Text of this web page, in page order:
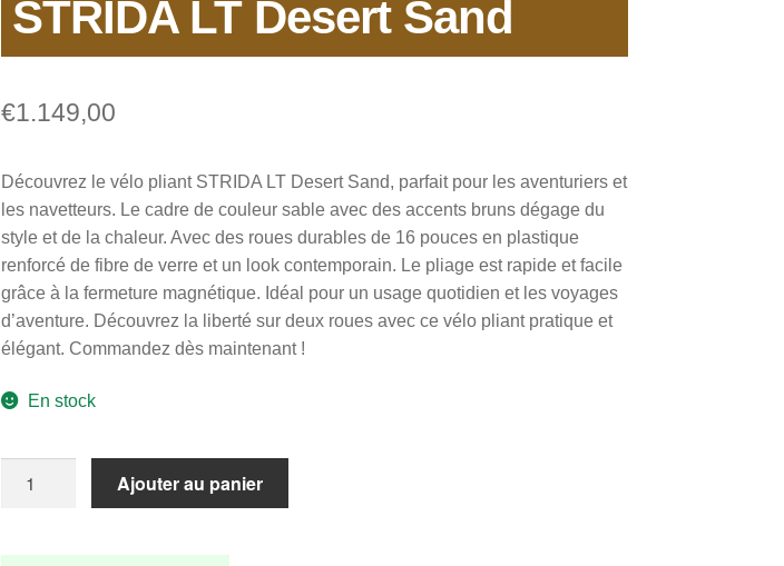
STRIDA LT Desert Sand
€1.149,00
Découvrez le vélo pliant STRIDA LT Desert Sand, parfait pour les aventuriers et
les navetteurs. Le cadre de couleur sable avec des accents bruns dégage du
style et de la chaleur. Avec des roues durables de 16 pouces en plastique
renforcé de fibre de verre et un look contemporain. Le pliage est rapide et facile
grâce à la fermeture magnétique. Idéal pour un usage quotidien et les voyages
d’aventure. Découvrez la liberté sur deux roues avec ce vélo pliant pratique et
élégant. Commandez dès maintenant !
En stock
LT
Ajouter au panier